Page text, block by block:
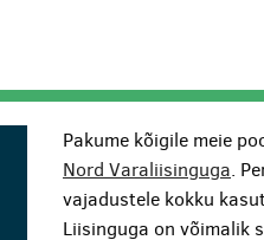
Pakume kõigile meie
Nord Varaliisinguga.
vajadustele kokku
Liisinguga on võimalik